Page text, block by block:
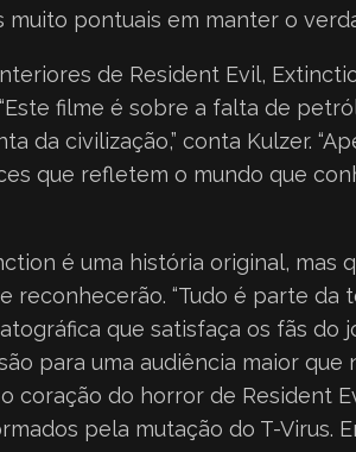
muito pontuais em manter o
de Resident Evil,
filme é sobre a falta de
da civilização,” conta Kulzer.
que refletem o mundo que
é uma história original, mas
reconhecerão. “Tudo é parte da
que satisfaça os fãs do
para uma audiência maior que
coração do horror de Resident
pela mutação do T-Virus.